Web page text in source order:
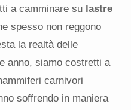
a camminare su lastre
spesso non reggono
la realtà delle
anno, siamo costretti a
carnivori
soffrendo in maniera